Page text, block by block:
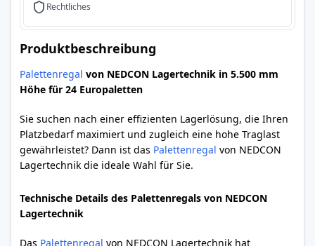
Rechtliches
Produktbeschreibung
Palettenregal von NEDCON Lagertechnik in 5.500 mm
Höhe für 24 Europaletten
Sie suchen nach einer effizienten Lagerlösung, die Ihren
Platzbedarf maximiert und zugleich eine hohe Traglast
gewährleistet? Dann ist das Palettenregal von NEDCON
Lagertechnik die ideale Wahl für Sie.
Technische Details des Palettenregals von NEDCON
Lagertechnik
Das Palettenregal von NEDCON Lagertechnik hat